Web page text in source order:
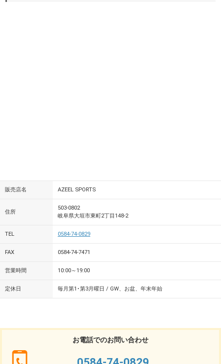
販売店名 AZEEL SPORTS
住所
503-0802
岐阜県大垣市東町2丁目148-2
TEL 0584-74-0829
FAX 0584-74-7471
営業時間 10:00～19:00
定休日 毎月第1･第3月曜日 / GW、お盆、年末年始
お電話でのお問い合わせ